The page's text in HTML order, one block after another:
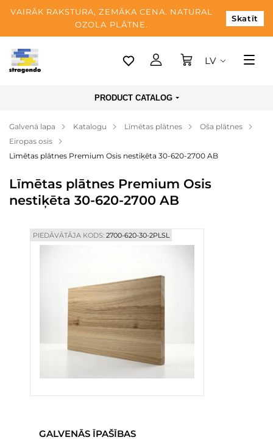
VAIRĀK RAKSTURA, ZEMĀKA CENA. NATURAL
OZOLA PLĀTNE.
Skatīt
Tallina
Apmaksa
Par mums
Blogs
Kontaktinformācija
LV
PRODUCT CATALOG
Galvenā lapa Katalogu Līmētas plātnes
Oša plātnes
Eiropas osis
Līmētas plātnes Premium Osis nestiķēta 30-620-2700 AB
Līmētas plātnes Premium Osis
nestiķēta 30-620-2700 AB
PIEDĀVĀTĀJA KODS:2700-620-30-2PLSL
GALVENĀS ĪPAŠĪBAS